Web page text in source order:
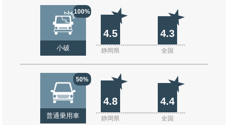
100%
小破
4.5 4.3
静岡県 全国
50%
普通乗用車
4.8 4.4
静岡県 全国